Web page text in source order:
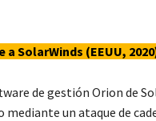
a SolarWinds (EEUU,
de gestión Orion de
un ataque de